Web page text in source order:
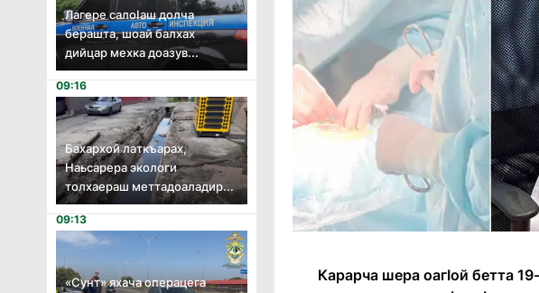
Лагере салоӏаш долча
берашта, шоай балхах
дийцар мехка доазув...
09:16
Бахархой латкъарах,
Наьсарера экологи
толхаераш меттадоаладир...
09:13
«Сунт» яхача операцега
Карарча шера оагӀой бетта